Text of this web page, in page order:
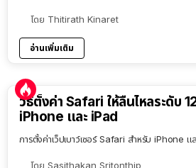
โดย Thitirath Kinaret
อ่านเพิ่มเติม
วิธีตั้งค่า Safari ให้ลื่นไหลระดับ
iPhone และ iPad
การตั้งค่าเว็ปเบาว์เซอร์ Safari สำหรับ iPhone
โดย Sasithakan Sritonthip